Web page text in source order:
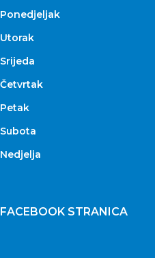
Ponedjeljak
Utorak
Srijeda
Četvrtak
Petak
Subota
Nedjelja
FACEBOOK STRANICA